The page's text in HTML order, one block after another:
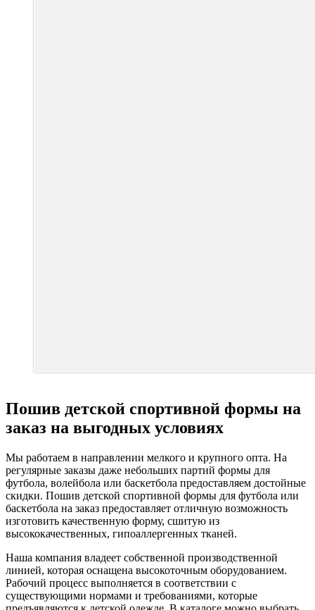
Пошив детской спортивной формы на
заказ на выгодных условиях
Мы работаем в направлении мелкого и крупного опта. На
регулярные заказы даже небольших партий формы для
футбола, волейбола или баскетбола предоставляем достойные
скидки. Пошив детской спортивной формы для футбола или
баскетбола на заказ предоставляет отличную возможность
изготовить качественную форму, сшитую из
высококачественных, гипоаллергенных тканей.
Наша компания владеет собственной производственной
линией, которая оснащена высокоточным оборудованием.
Рабочий процесс выполняется в соответствии с
существующими нормами и требованиями, которые